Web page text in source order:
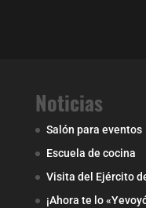
Noticias
Salón para eventos
Escuela de cocina
Visita del Ejército
¡Ahora te lo